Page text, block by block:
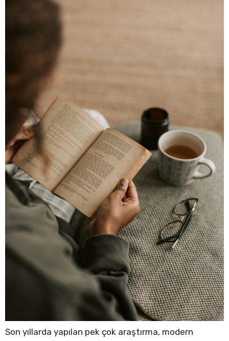
Son yıllarda yapılan pek çok araştırma, modern